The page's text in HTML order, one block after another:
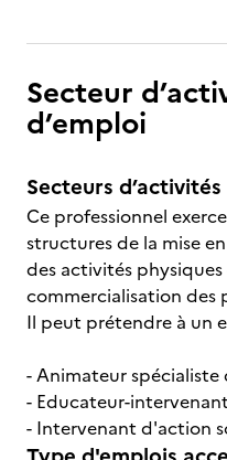
Secteur
d’emploi
Secteurs d’activités
Ce professionnel
structures de la mise
des activités
commercialisation des
Il peut prétendre à un
- Animateur
- Educateur-
- Intervenant d'action